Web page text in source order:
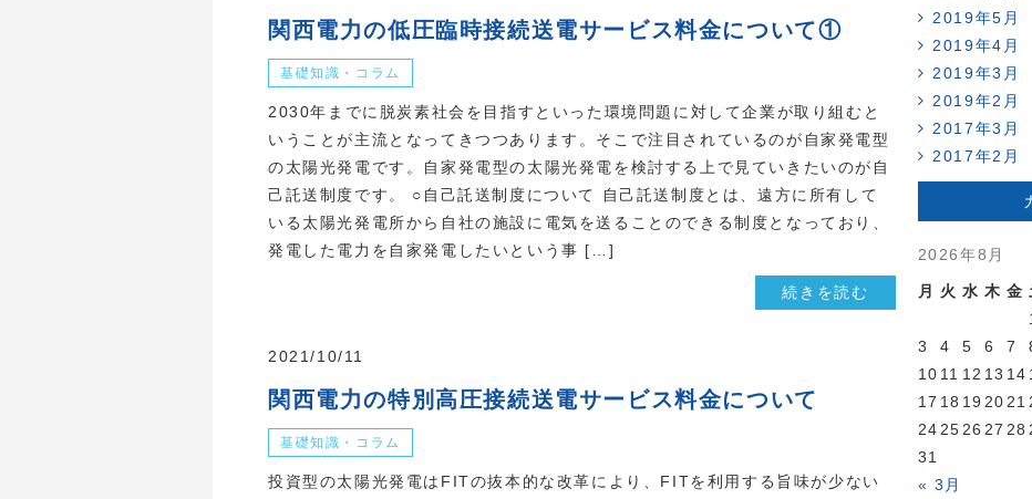
関西電力の低圧臨時接続送電サービス料金について①
基礎知識・コラム
2030年までに脱炭素社会を目指すといった環境問題に対して企業が取り組むと
いうことが主流となってきつつあります。そこで注目されているのが自家発電型
の太陽光発電です。自家発電型の太陽光発電を検討する上で見ていきたいのが自
己託送制度です。 ○自己託送制度について 自己託送制度とは、遠方に所有して
いる太陽光発電所から自社の施設に電気を送ることのできる制度となっており、
発電した電力を自家発電したいという事 […]
続きを読む
2021/10/11
関西電力の特別高圧接続送電サービス料金について
基礎知識・コラム
投資型の太陽光発電はFITの抜本的な改革により、FITを利用する旨味が少ない
2019年5月
2019年4月
2019年3月
2019年2月
2017年3月
2017年2月
2026年8月
月 火 水 木 金
3
4 5 6 7
10 11 12 13 14
17 18 19 20 21
24 25 26 27 28
31
« 3月